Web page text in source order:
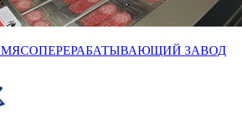
МЯСОПЕРЕРАБАТЫВАЮЩИЙ ЗАВОД